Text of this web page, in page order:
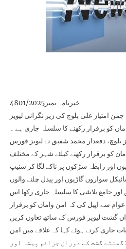
خبرنامہ نمبر4801/2025
چمن امتیاز علی بلوچ کی زیر نگرانی لیویز
کو برقرار رکھنے کا سلسلہ جاری ہے ۔
دفعدار محمد شفیق نے لیویز فورس
کو برقرار رکھنے کیلئے شہر کے مختلف
اور رابطہ سڑکوں پر ناکے لگا کر سنیپ
سواروں گاڑیوں اور پیدل چلنے والوں
جامع تلاشی کا سلسلہ جاری رکھا اس
سے اپیل کی کہ امن وامان کو برقرار
گشت لیویز فورس کے ساتھ تعاون کریں
جاری کرتے ہوئے کہا کہ علاقے میں امن
وامان کو برقرار رکھنے یلئے 24 گھنٹے گشت کے دوران جرائم پیشہ اور